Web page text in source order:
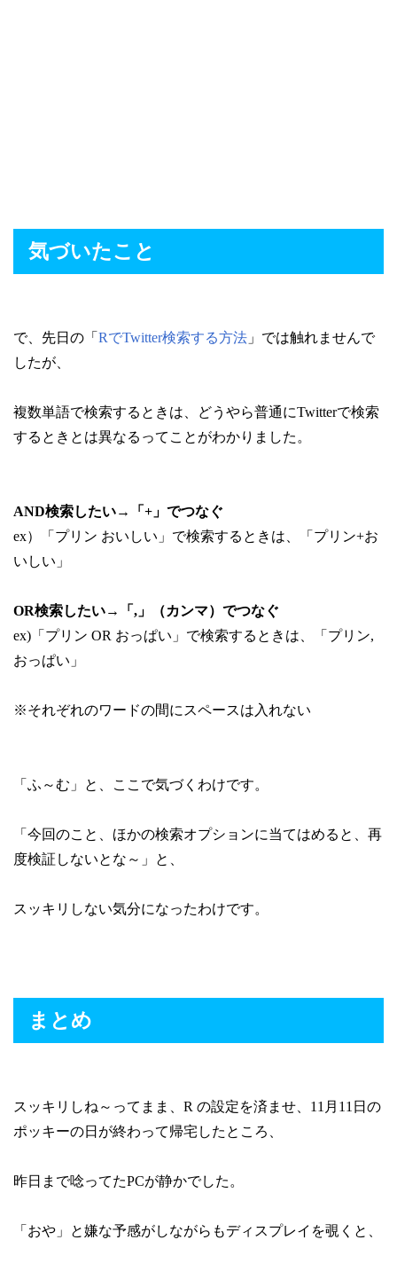
気づいたこと
で、先日の「 RでTwitter検索する方法 」では触れませんで
したが、
複数単語で検索するときは、どうやら普通にTwitterで検索
するときとは異なるってことがわかりました。
AND検索したい→「+」でつなぐ
ex）「プリン おいしい」で検索するときは、「プリン+お
いしい」
OR検索したい→「,」（カンマ）でつなぐ
ex)「プリン OR おっぱい」で検索するときは、「プリン,
おっぱい」
※それぞれのワードの間にスペースは入れない
「ふ～む」と、ここで気づくわけです。
「今回のこと、ほかの検索オプションに当てはめると、再
度検証しないとな～」と、
スッキリしない気分になったわけです。
まとめ
スッキリしね～ってまま、R の設定を済ませ、11月11日の
ポッキーの日が終わって帰宅したところ、
昨日まで唸ってたPCが静かでした。
「おや」と嫌な予感がしながらもディスプレイを覗くと、